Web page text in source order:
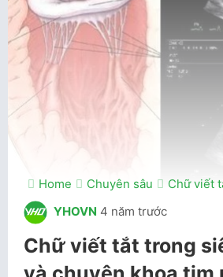
Home Chuyên sâu
Chữ viết
YHOVN 4 năm trước
Chữ viết tắt trong